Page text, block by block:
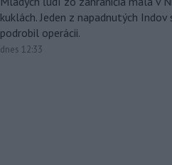
kuklách. Jeden z napadnutých
podrobil operácii.
dnes 12:33